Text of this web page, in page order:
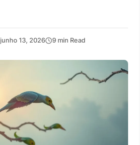
junho 13, 2026 9 min Read